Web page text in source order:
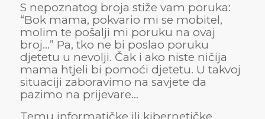
S nepoznatog broja stiže vam poruka:
“Bok mama, pokvario mi se mobitel,
molim te pošalji mi poruku na ovaj
broj…” Pa, tko ne bi poslao poruku
djetetu u nevolji. Čak i ako niste ničija
mama htjeli bi pomoći djetetu. U takvoj
situaciji zaboravimo na savjete da
pazimo na prijevare…